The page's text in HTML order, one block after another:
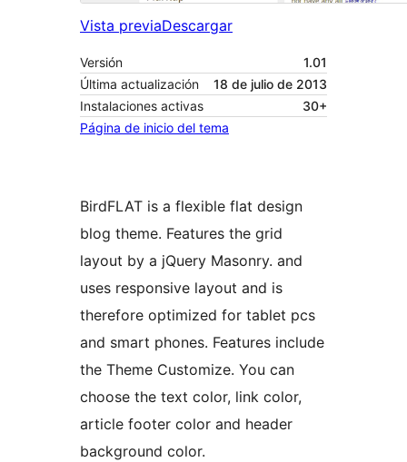
Vista previaDescargar
Versión
1.01
Última actualización
18 de julio de 2013
Instalaciones activas
30+
Página de inicio del tema
BirdFLAT is a flexible flat design
blog theme. Features the grid
layout by a jQuery Masonry. and
uses responsive layout and is
therefore optimized for tablet pcs
and smart phones. Features include
the Theme Customize. You can
choose the text color, link color,
article footer color and header
background color.